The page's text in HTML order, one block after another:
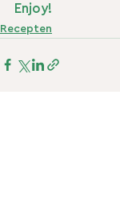
Enjoy!
Recepten